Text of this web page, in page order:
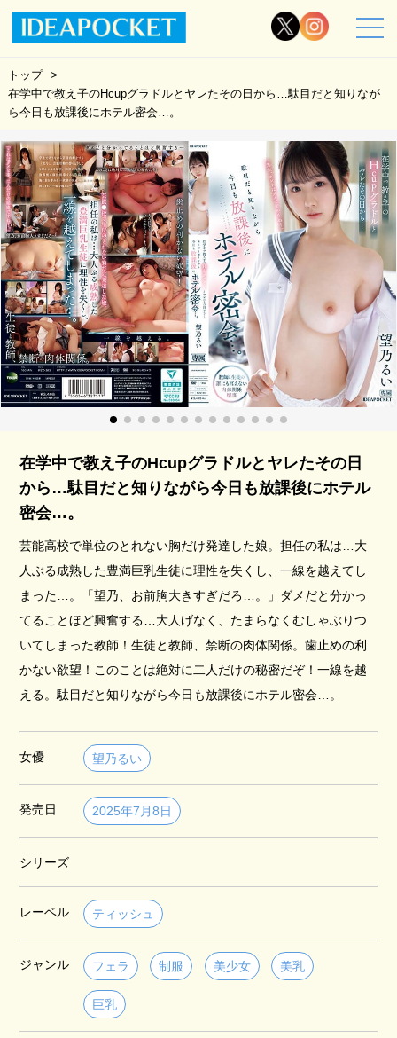
トップ
在学中で教え子のHcupグラドルとヤレたその日から…駄目だと知りなが
ら今日も放課後にホテル密会…。
在学中で教え子のHcupグラドルとヤレたその日
から…駄目だと知りながら今日も放課後にホテル
密会…。
芸能高校で単位のとれない胸だけ発達した娘。担任の私は…大
人ぶる成熟した豊満巨乳生徒に理性を失くし、一線を越えてし
まった…。「望乃、お前胸大きすぎだろ…。」ダメだと分かっ
てることほど興奮する…大人げなく、たまらなくむしゃぶりつ
いてしまった教師！生徒と教師、禁断の肉体関係。歯止めの利
かない欲望！このことは絶対に二人だけの秘密だぞ！一線を越
える。駄目だと知りながら今日も放課後にホテル密会…。
女優 望乃るい
発売日 2025年7月8日
シリーズ
レーベル ティッシュ
ジャンル フェラ 制服 美少女 美乳
巨乳